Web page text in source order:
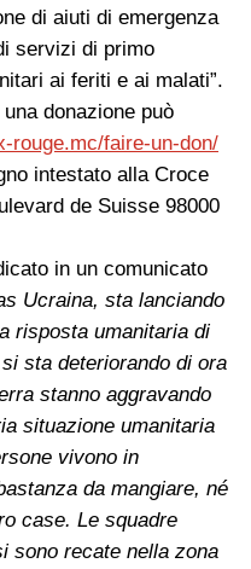
di aiuti di emergenza
servizi di primo
ai feriti e ai malati”.
donazione può
rouge.mc/faire-un-don/
intestato alla Croce
de Suisse 98000
in un comunicato
Ucraina, sta lanciando
risposta umanitaria di
sta deteriorando di ora
stanno aggravando
situazione umanitaria
vivono in
da mangiare, né
case. Le squadre
sono recate nella zona